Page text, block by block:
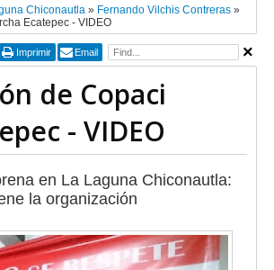
Chiconautla» Fernando Vilchis Contreras»
Ecatepec - VIDEO
Imprimir Email
de Copaci
- VIDEO
en La Laguna Chiconautla:
la organización